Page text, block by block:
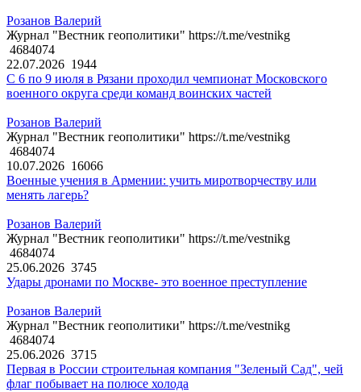
Розанов Валерий
Журнал "Вестник геополитики" https://t.me/vestnikg
4684074
22.07.2026 1944
С 6 по 9 июля в Рязани проходил чемпионат Московского
военного округа среди команд воинских частей
Розанов Валерий
Журнал "Вестник геополитики" https://t.me/vestnikg
4684074
10.07.2026 16066
Военные учения в Армении: учить миротворчеству или
менять лагерь?
Розанов Валерий
Журнал "Вестник геополитики" https://t.me/vestnikg
4684074
25.06.2026 3745
Удары дронами по Москве- это военное преступление
Розанов Валерий
Журнал "Вестник геополитики" https://t.me/vestnikg
4684074
25.06.2026 3715
Первая в России строительная компания "Зеленый Сад", чей
флаг побывает на полюсе холода